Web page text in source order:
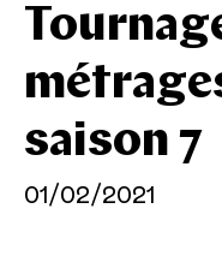
saison 7
01/02/2021